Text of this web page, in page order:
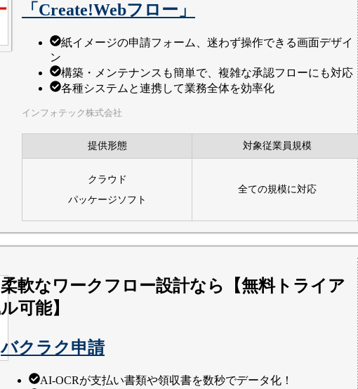
「Create!Webフロー」
紙イメージの申請フォーム、迷わず操作できる画面デザイ
ン
構築・メンテナンスも簡単で、複雑な承認フローにも対応
各種システムと連携して業務全体を効率化
インフォテック株式会社
提供形態 対象従業員規模
クラウド
パッケージソフト
全ての規模に対応
柔軟なワークフロー設計なら【無料トライア
ル可能】
バクラク申請
AI-OCRが支払い書類や領収書を数秒でデータ化​！